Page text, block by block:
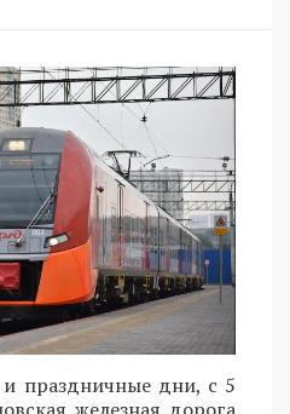
праздничные дни, с 5